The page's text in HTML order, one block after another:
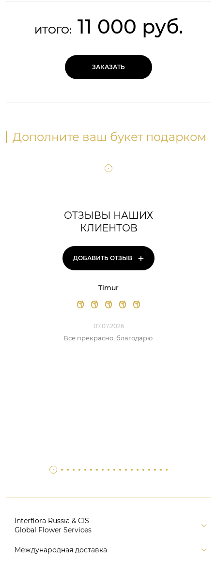
ИТОГО: 11 000 руб.
ЗАКАЗАТЬ
Дополните ваш букет подарком
ОТЗЫВЫ НАШИХ
КЛИЕНТОВ
ДОБАВИТЬ ОТЗЫВ +
Timur
07.07.2026
Все прекрасно, благодарю.
Interflora Russia & CIS
Global Flower Services
Версия для печати
Международная доставка